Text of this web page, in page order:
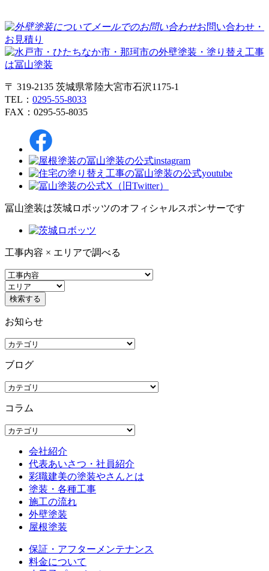
お問い合わせ・
お見積り
〒 319-2135 茨城県常陸大宮市石沢1175-1
TEL： 0295-55-8033
FAX：0295-55-8035
冨山塗装は茨城ロボッツのオフィシャルスポンサーです
工事内容 × エリアで調べる
お知らせ
ブログ
コラム
会社紹介
代表あいさつ・社員紹介
彩職建美の塗装やさんとは
塗装・各種工事
施工の流れ
外壁塗装
屋根塗装
保証・アフターメンテナンス
料金について